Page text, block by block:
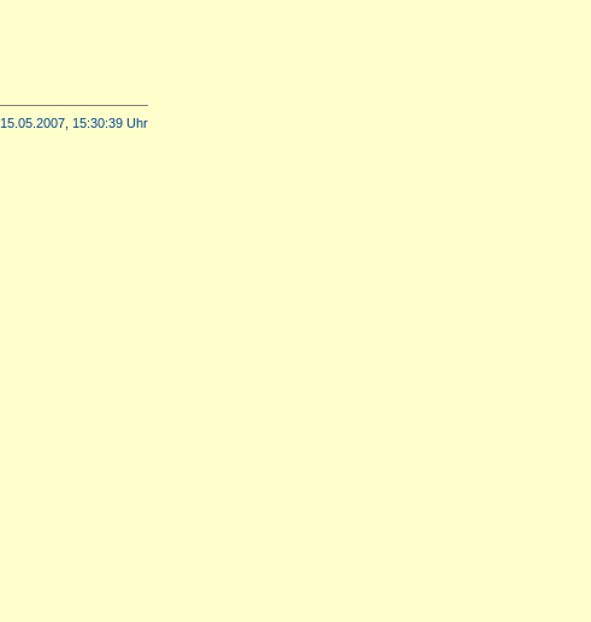
15.05.2007, 15:30:39 Uhr